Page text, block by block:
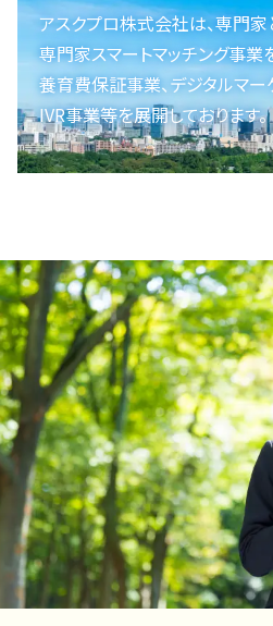
アスクプロ株式会社は、専門家
専門家スマートマッチング事業
養育費保証事業、 デジタルマー
IVR事業等を展開しております。